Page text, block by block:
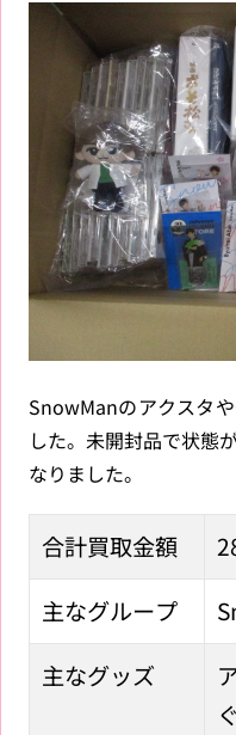
SnowManのアクスタ
した。未開封品で状態
なりました。
合計買取金額
主なグループ
主なグッズ